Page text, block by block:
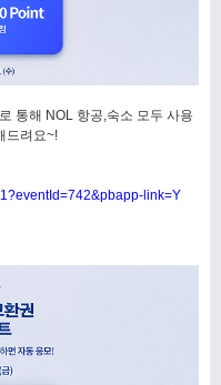
통해 NOL 항공,숙소 모두 사용
드려요~!
link=Y